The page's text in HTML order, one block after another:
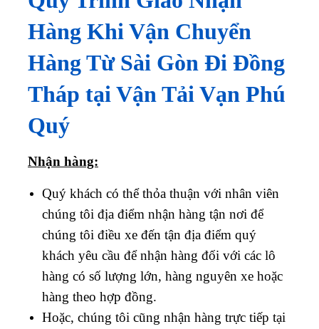
Hàng Khi Vận Chuyển
Hàng Từ Sài Gòn Đi Đồng
Tháp tại Vận Tải Vạn Phú
Quý
Nhận hàng:
Quý khách có thể thỏa thuận với nhân viên
chúng tôi địa điểm nhận hàng tận nơi để
chúng tôi điều xe đến tận địa điểm quý
khách yêu cầu để nhận hàng đối với các lô
hàng có số lượng lớn, hàng nguyên xe hoặc
hàng theo hợp đồng.
Hoặc, chúng tôi cũng nhận hàng trực tiếp tại